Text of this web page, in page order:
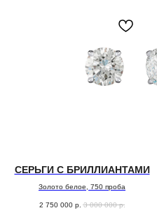
СЕРЬГИ С БРИЛЛИАНТАМИ
Золото белое, 750 проба
2 750 000 р. 3 000 000 р.